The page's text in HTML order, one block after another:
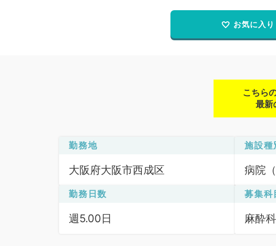
お気に入り
こちら
最新
勤務地
大阪府大阪市西成区
施設種
病院
勤務日数
週5.00日
募集科
麻酔科